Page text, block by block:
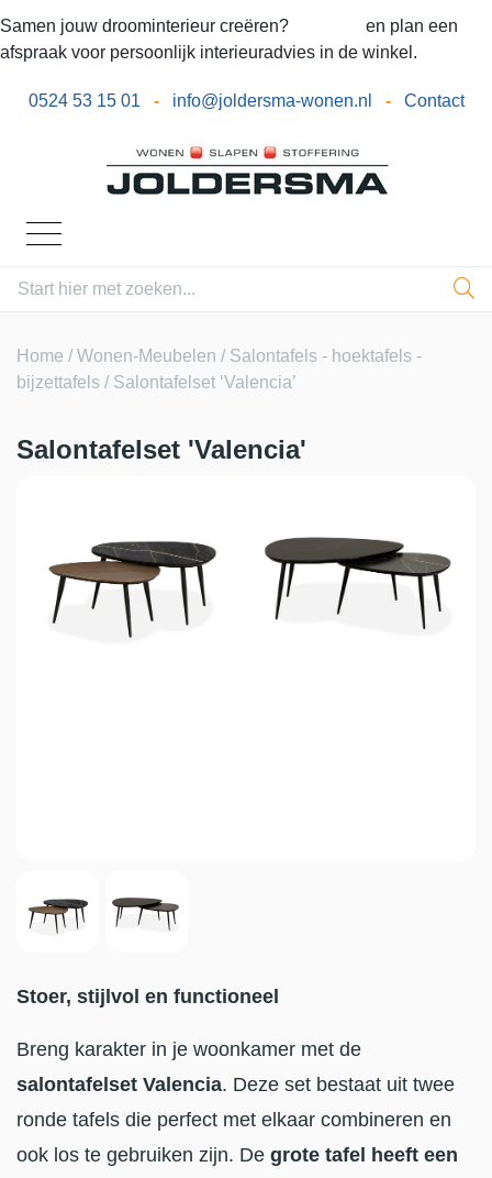
Samen jouw droominterieur creëren?
en plan een
afspraak voor persoonlijk interieuradvies in de winkel.
0524 53 15 01 - info@joldersma-wonen.nl - Contact
Home /Wonen-Meubelen / Salontafels - hoektafels -
bijzettafels / Salontafelset ‘Valencia’
Salontafelset 'Valencia'
Stoer, stijlvol en functioneel
Breng karakter in je woonkamer met de
salontafelset Valencia. Deze set bestaat uit twee
ronde tafels die perfect met elkaar combineren en
ook los te gebruiken zijn. De grote tafel heeft een